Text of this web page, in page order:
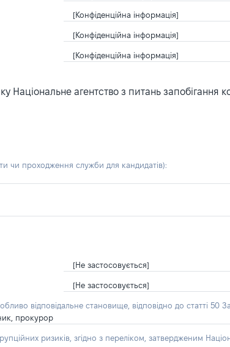
[Конфіденційна інформація]
[Конфіденційна інформація]
[Конфіденційна інформація]
агентство з питань запобігання
чи проходження служби для кандидатів):
[Не застосовується]
[Не застосовується]
відповідальне становище, відповідно до статті 50
прокурор
ризиків, згідно з переліком, затвердженим